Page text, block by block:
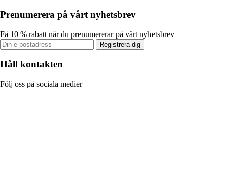
Prenumerera på vårt nyhetsbrev
Få 10 % rabatt när du prenumererar på vårt nyhetsbrev
Registrera dig
Håll kontakten
Följ oss på sociala medier